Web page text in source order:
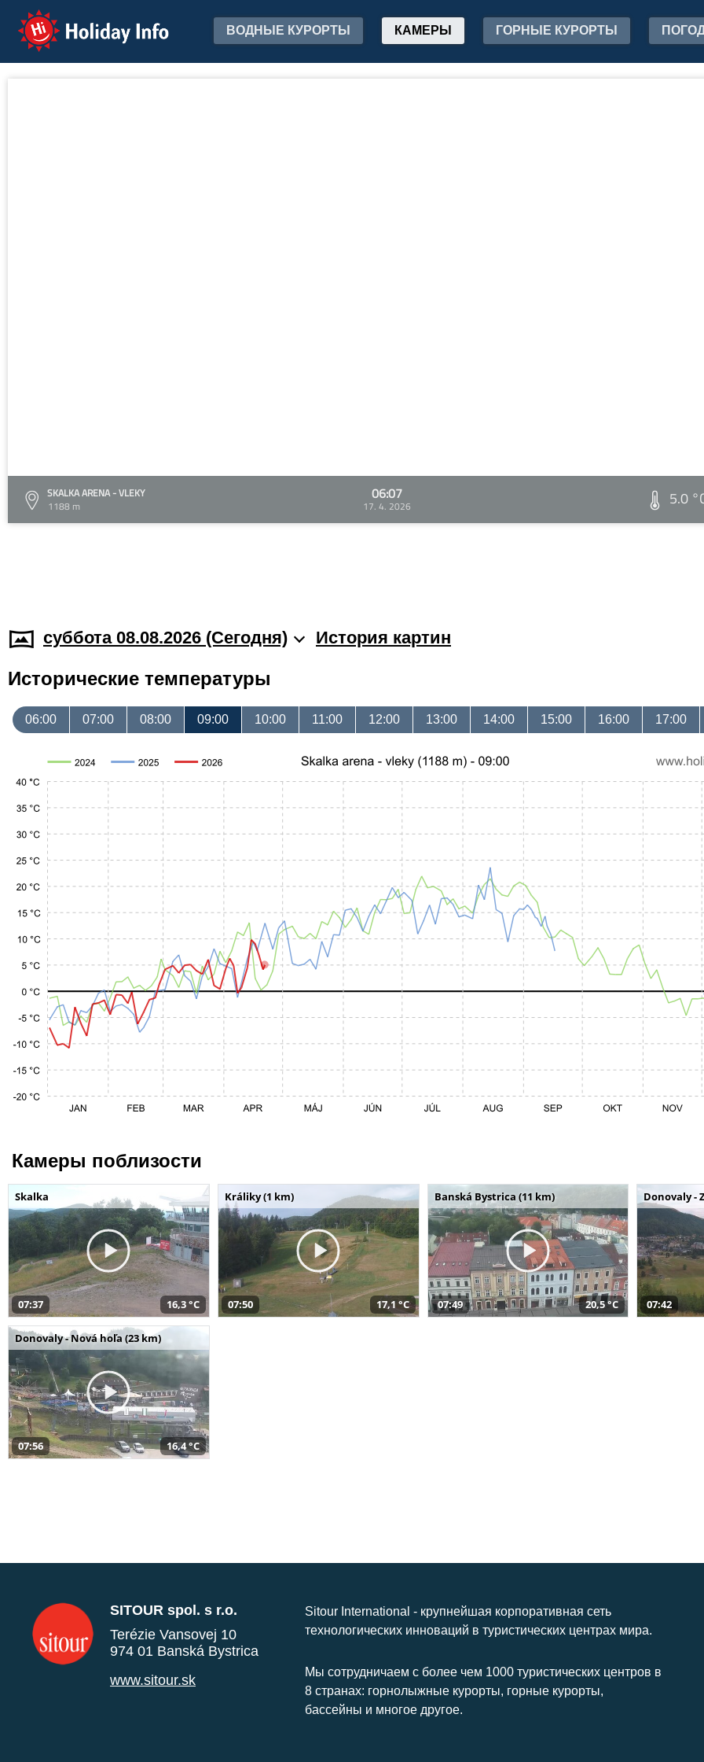
Holiday Info ВОДНЫЕ КУРОРТЫ КАМЕРЫ ГОРНЫЕ КУРОРТЫ
SKALKA ARENA - VLEKY
1188 m
06:07
17. 4. 2026 5.0
суббота 08.08.2026 (Cегодня) История картин
Исторические температуры
06:00 07:00 08:00 09:00 10:00 11:00 12:00 13:00 14:00 15:00 16:00 17:00
Камеры поблизости
Skalka
07:37 16,3 °C
Králiky (1 km)
07:50 17,1 °C
Banská Bystrica (11 km)
07:49 20,5 °C
Donovaly -
07:42
Donovaly - Nová hoľa (23 km)
07:56 16,4 °C
SITOUR spol. s r.o.
Terézie Vansovej 10
974 01 Banská Bystrica
www.sitour.sk
Sitour International - крупнейшая корпоративная сеть
технологических инноваций в туристических центрах мира.
Мы сотрудничаем с более чем 1000 туристических центров в
8 странах: горнолыжные курорты, горные курорты,
бассейны и многое другое.